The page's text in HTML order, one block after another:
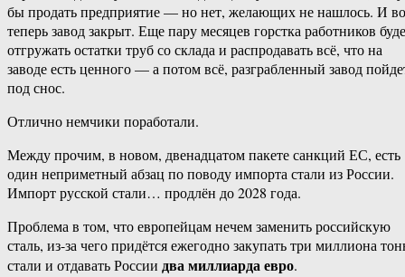
бы продать предприятие — но нет, желающих не нашлось. И
теперь завод закрыт. Еще пару месяцев горстка работников
отгружать остатки труб со склада и распродавать всё, что на
заводе есть ценного — а потом всё, разграбленный завод
под снос.
Отлично немчики поработали.
Между прочим, в новом, двенадцатом пакете санкций ЕС, есть
один неприметный абзац по поводу импорта стали из России.
Импорт русской стали… продлён до 2028 года.
Проблема в том, что европейцам нечем заменить российскую
сталь, из-за чего придётся ежегодно закупать три миллиона
стали и отдавать России два миллиарда евро.